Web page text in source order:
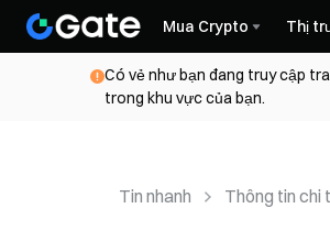
Mua Crypto Thị
Có vẻ như bạn đang truy cập
trong khu vực của bạn.
Tin nhanh Thông tin chi